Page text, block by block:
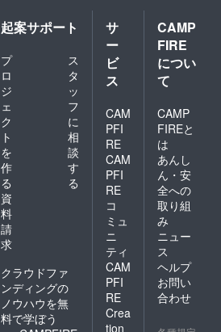
起案サポート
プ
ロ
ジ
ェ
ク
ト
を
作
る
ス
タ
ッ
フ
に
相
談
す
る
資
料
請
求
クラウドファ
ンディングの
ノウハウを無
料で学ぼう
サ
ー
ビ
ス
CAM
PFI
RE
CAM
PFI
RE
コ
ミュ
ニ
ティ
CAM
PFI
RE
Crea
tion
CAMP
FIRE
につい
て
CAMP
FIREと
は
あんし
ん・安
全への
取り組
み
ニュー
ス
ヘルプ
お問い
合わせ